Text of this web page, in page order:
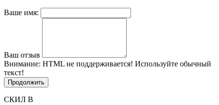
Ваше имя:
Ваш отзыв
Внимание: HTML не поддерживается! Используйте обычный
текст!
Продолжить
СКИЛ В